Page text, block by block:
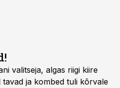
valitseja, algas riigi kiire
tavad ja kombed tuli kõrvale